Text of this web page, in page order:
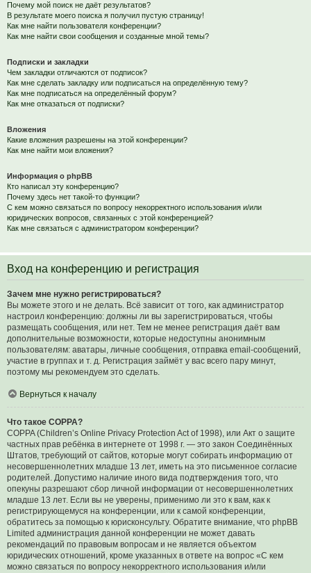
Почему мой поиск не даёт результатов?
В результате моего поиска я получил пустую страницу!
Как мне найти пользователя конференции?
Как мне найти свои сообщения и созданные мной темы?
Подписки и закладки
Чем закладки отличаются от подписок?
Как мне сделать закладку или подписаться на определённую тему?
Как мне подписаться на определённый форум?
Как мне отказаться от подписки?
Вложения
Какие вложения разрешены на этой конференции?
Как мне найти мои вложения?
Информация о phpBB
Кто написал эту конференцию?
Почему здесь нет такой-то функции?
С кем можно связаться по вопросу некорректного использования и/или
юридических вопросов, связанных с этой конференцией?
Как мне связаться с администратором конференции?
Вход на конференцию и регистрация
Зачем мне нужно регистрироваться?
Вы можете этого и не делать. Всё зависит от того, как администратор
настроил конференцию: должны ли вы зарегистрироваться, чтобы
размещать сообщения, или нет. Тем не менее регистрация даёт вам
дополнительные возможности, которые недоступны анонимным
пользователям: аватары, личные сообщения, отправка email-сообщений,
участие в группах и т. д. Регистрация займёт у вас всего пару минут,
поэтому мы рекомендуем это сделать.
Вернуться к началу
Что такое COPPA?
COPPA (Children’s Online Privacy Protection Act of 1998), или Акт о защите
частных прав ребёнка в интернете от 1998 г. — это закон Соединённых
Штатов, требующий от сайтов, которые могут собирать информацию от
несовершеннолетних младше 13 лет, иметь на это письменное согласие
родителей. Допустимо наличие иного вида подтверждения того, что
опекуны разрешают сбор личной информации от несовершеннолетних
младше 13 лет. Если вы не уверены, применимо ли это к вам, как к
регистрирующемуся на конференции, или к самой конференции,
обратитесь за помощью к юрисконсульту. Обратите внимание, что phpBB
Limited администрация данной конференции не может давать
рекомендаций по правовым вопросам и не является объектом
юридических отношений, кроме указанных в ответе на вопрос «С кем
можно связаться по вопросу некорректного использования и/или